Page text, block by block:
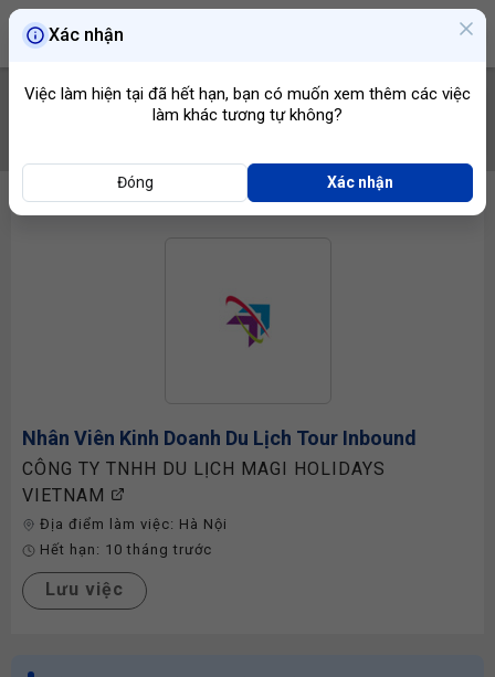
Nhân Viên Kinh Doanh Du Lịch Tour Inbound
CÔNG TY TNHH DU LỊCH MAGI HOLIDAYS
VIETNAM
Địa điểm làm việc: Hà Nội
Hết hạn: 10 tháng trước
Lưu việc
Xác nhận
Việc làm hiện tại đã hết hạn, bạn có muốn xem thêm các việc
làm khác tương tự không?
Đóng Xác nhận